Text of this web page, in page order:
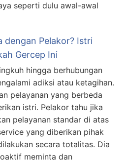
seperti dulu awal-awal
dengan Pelakor? Istri
Gercep Ini
hingga berhubungan
adiksi atau ketagihan.
pelayanan yang berbeda
istri. Pelakor tahu jika
pelayanan standar di atas
yang diberikan pihak
secara totalitas. Dia
meminta dan